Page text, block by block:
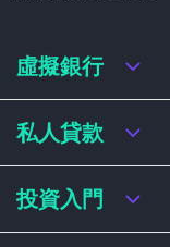
虛擬銀行
虛擬銀行迎新優惠
虛擬銀行存款利率比
虛擬銀行銀扣賬卡 /
虛擬銀行貸款
私人貸款
私人貸款年利率比較
網上即批貸款
投資入門